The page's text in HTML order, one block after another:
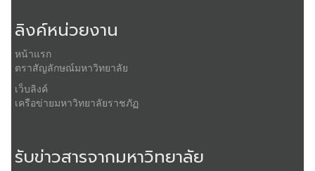
ลิงค์หน่วยงาน
หน้าแรก
ตราสัญลักษณ์มหาวิทยาลัย
เว็บลิงค์
เครือข่ายมหาวิทยาลัยราชภัฏ
รับข่าวสารจากมหาวิทยาลัย